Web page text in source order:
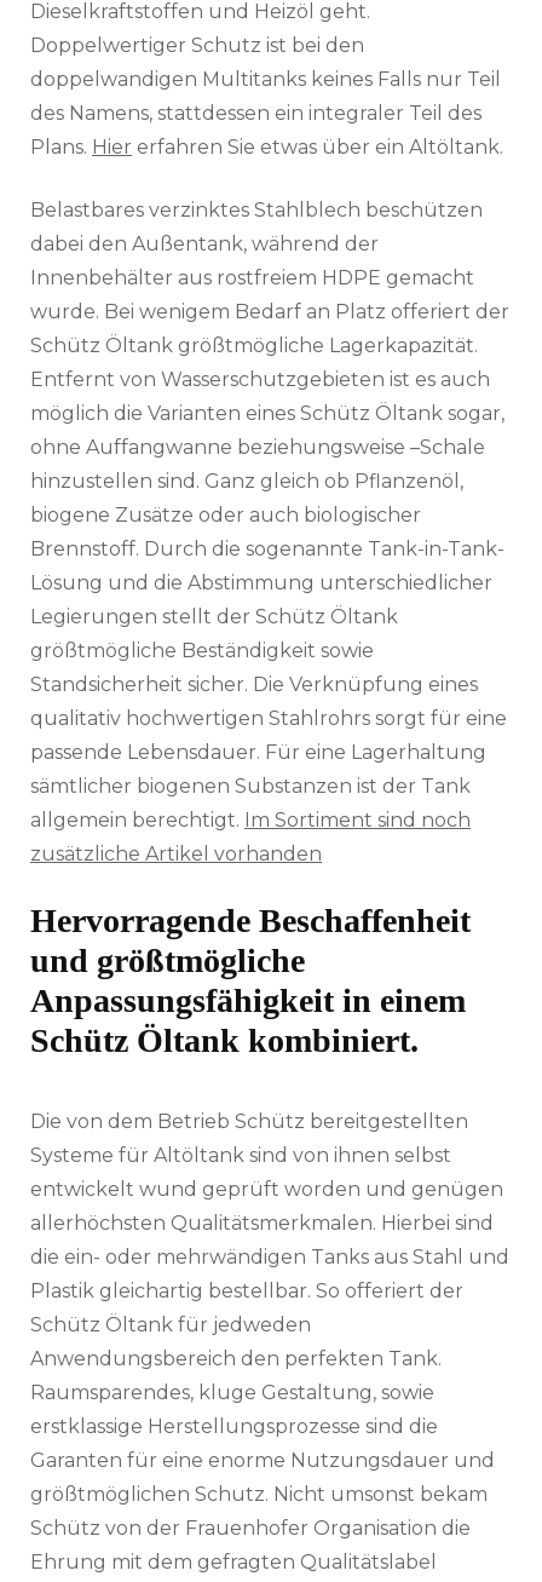
Dieselkraftstoffen und Heizöl geht.
Doppelwertiger Schutz ist bei den
doppelwandigen Multitanks keines Falls nur Teil
des Namens, stattdessen ein integraler Teil des
Plans. Hier erfahren Sie etwas über ein Altöltank.
Belastbares verzinktes Stahlblech beschützen
dabei den Außentank, während der
Innenbehälter aus rostfreiem HDPE gemacht
wurde. Bei wenigem Bedarf an Platz offeriert der
Schütz Öltank größtmögliche Lagerkapazität.
Entfernt von Wasserschutzgebieten ist es auch
möglich die Varianten eines Schütz Öltank sogar,
ohne Auffangwanne beziehungsweise –Schale
hinzustellen sind. Ganz gleich ob Pflanzenöl,
biogene Zusätze oder auch biologischer
Brennstoff. Durch die sogenannte Tank-in-Tank-
Lösung und die Abstimmung unterschiedlicher
Legierungen stellt der Schütz Öltank
größtmögliche Beständigkeit sowie
Standsicherheit sicher. Die Verknüpfung eines
qualitativ hochwertigen Stahlrohrs sorgt für eine
passende Lebensdauer. Für eine Lagerhaltung
sämtlicher biogenen Substanzen ist der Tank
allgemein berechtigt. Im Sortiment sind noch
zusätzliche Artikel vorhanden
Hervorragende Beschaffenheit
und größtmögliche
Anpassungsfähigkeit in einem
Schütz Öltank kombiniert.
Die von dem Betrieb Schütz bereitgestellten
Systeme für Altöltank sind von ihnen selbst
entwickelt wund geprüft worden und genügen
allerhöchsten Qualitätsmerkmalen. Hierbei sind
die ein- oder mehrwändigen Tanks aus Stahl und
Plastik gleichartig bestellbar. So offeriert der
Schütz Öltank für jedweden
Anwendungsbereich den perfekten Tank.
Raumsparendes, kluge Gestaltung, sowie
erstklassige Herstellungsprozesse sind die
Garanten für eine enorme Nutzungsdauer und
größtmöglichen Schutz. Nicht umsonst bekam
Schütz von der Frauenhofer Organisation die
Ehrung mit dem gefragten Qualitätslabel